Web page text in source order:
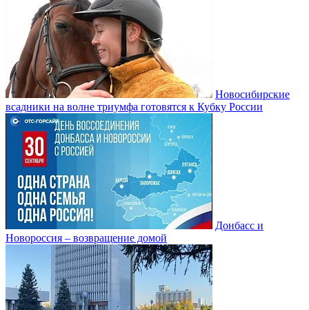
Новосибирские
всадники на волне триумфа готовятся к Кубку России
Донбасс и
Новороссия – возвращение домой